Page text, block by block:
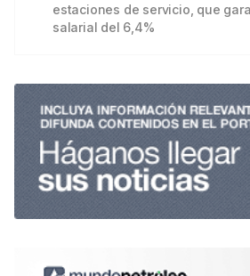
estaciones de servicio, que
salarial del 6,4%